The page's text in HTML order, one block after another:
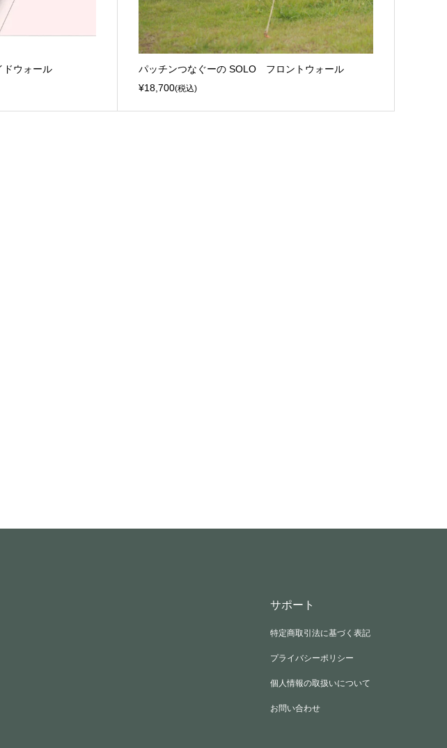
ウォール
パッチンつなぐーの SOLO フロントウォール
¥18,700(税込)
サポート
特定商取引法に基づく表記
プライバシーポリシー
個人情報の取扱いについて
お問い合わせ